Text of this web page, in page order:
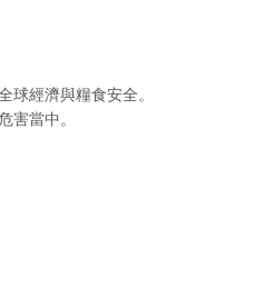
球經濟與糧食安全。
害當中。